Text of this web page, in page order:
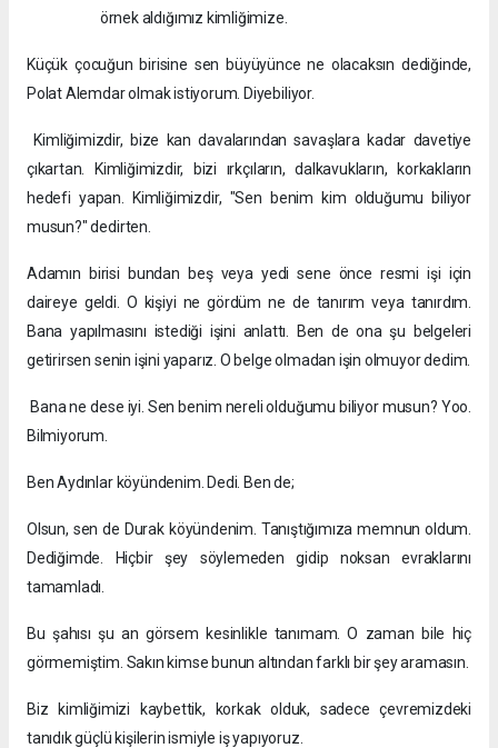
örnek aldığımız kimliğimize.
Küçük çocuğun birisine sen büyüyünce ne olacaksın dediğinde,
Polat Alemdar olmak istiyorum. Diyebiliyor.
Kimliğimizdir, bize kan davalarından savaşlara kadar davetiye
çıkartan. Kimliğimizdir, bizi ırkçıların, dalkavukların, korkakların
hedefi yapan. Kimliğimizdir, "Sen benim kim olduğumu biliyor
musun?" dedirten.
Adamın birisi bundan beş veya yedi sene önce resmi işi için
daireye geldi. O kişiyi ne gördüm ne de tanırım veya tanırdım.
Bana yapılmasını istediği işini anlattı. Ben de ona şu belgeleri
getirirsen senin işini yaparız. O belge olmadan işin olmuyor dedim.
Bana ne dese iyi. Sen benim nereli olduğumu biliyor musun? Yoo.
Bilmiyorum.
Ben Aydınlar köyündenim. Dedi. Ben de;
Olsun, sen de Durak köyündenim. Tanıştığımıza memnun oldum.
Dediğimde. Hiçbir şey söylemeden gidip noksan evraklarını
tamamladı.
Bu şahısı şu an görsem kesinlikle tanımam. O zaman bile hiç
görmemiştim. Sakın kimse bunun altından farklı bir şey aramasın.
Biz kimliğimizi kaybettik, korkak olduk, sadece çevremizdeki
tanıdık güçlü kişilerin ismiyle iş yapıyoruz.